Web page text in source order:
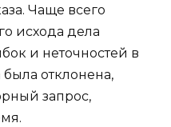
Чаще всего
исхода дела
и неточностей в
отклонена,
запрос,